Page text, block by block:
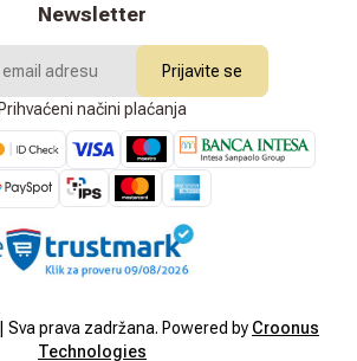
Newsletter
Prijavite se
načini plaćanja
Sva prava zadržana. Powered by Croonus
Technologies